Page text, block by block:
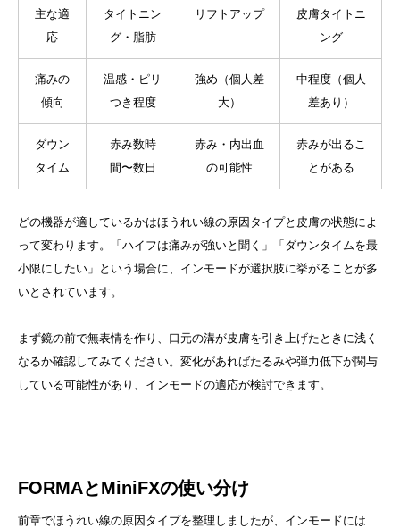
主な適
応
タイトニン
グ・脂肪
リフトアップ
皮膚タイトニ
ング
痛みの
傾向
温感・ピリ
つき程度
強め（個人差
大）
中程度（個人
差あり）
ダウン
タイム
赤み数時
間〜数日
赤み・内出血
の可能性
赤みが出るこ
とがある
どの機器が適しているかはほうれい線の原因タイプと皮膚の状態によ
って変わります。「ハイフは痛みが強いと聞く」「ダウンタイムを最
小限にしたい」という場合に、インモードが選択肢に挙がることが多
いとされています。
まず鏡の前で無表情を作り、口元の溝が皮膚を引き上げたときに浅く
なるか確認してみてください。変化があればたるみや弾力低下が関与
している可能性があり、インモードの適応が検討できます。
FORMAとMiniFXの使い分け
前章でほうれい線の原因タイプを整理しましたが、インモードには